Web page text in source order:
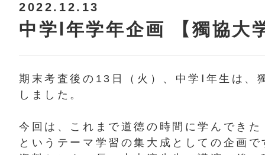
2022.12.13
中学Ⅰ年学年企画 【獨協大
期末考査後の13日（火）、中学Ⅰ年生は、
しました。
今回は、これまで道徳の時間に学んでき
というテーマ学習の集大成としての企画